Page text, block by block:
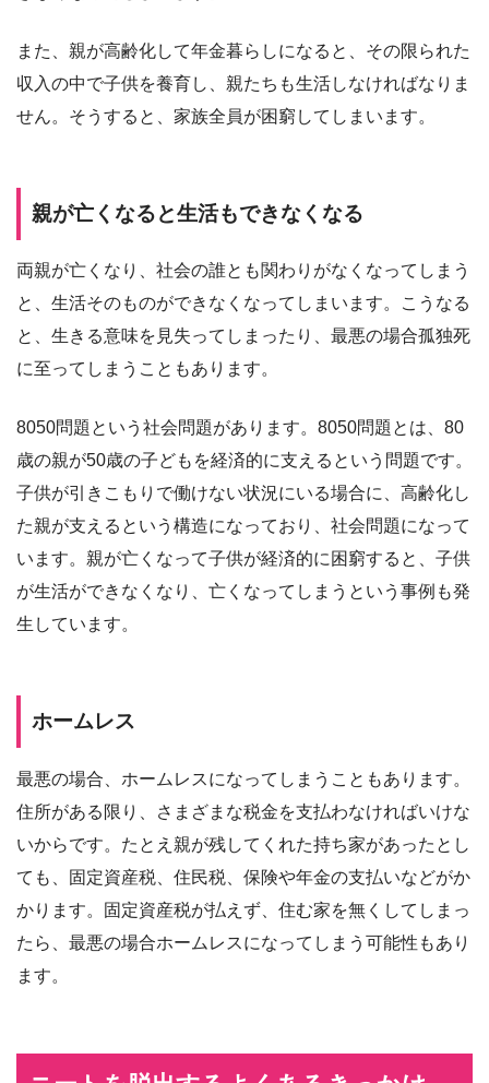
また、親が高齢化して年金暮らしになると、その限られた
収入の中で子供を養育し、親たちも生活しなければなりま
せん。そうすると、家族全員が困窮してしまいます。
親が亡くなると生活もできなくなる
両親が亡くなり、社会の誰とも関わりがなくなってしまう
と、生活そのものができなくなってしまいます。こうなる
と、生きる意味を見失ってしまったり、最悪の場合孤独死
に至ってしまうこともあります。
8050問題という社会問題があります。8050問題とは、80
歳の親が50歳の子どもを経済的に支えるという問題です。
子供が引きこもりで働けない状況にいる場合に、高齢化し
た親が支えるという構造になっており、社会問題になって
います。親が亡くなって子供が経済的に困窮すると、子供
が生活ができなくなり、亡くなってしまうという事例も発
生しています。
ホームレス
最悪の場合、ホームレスになってしまうこともあります。
住所がある限り、さまざまな税金を支払わなければいけな
いからです。たとえ親が残してくれた持ち家があったとし
ても、固定資産税、住民税、保険や年金の支払いなどがか
かります。固定資産税が払えず、住む家を無くしてしまっ
たら、最悪の場合ホームレスになってしまう可能性もあり
ます。